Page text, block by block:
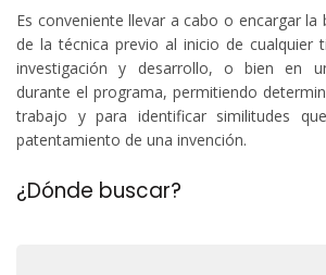
Es conveniente llevar a cabo o encargar la
de la técnica previo al inicio de cualquier
investigación y desarrollo, o bien en
durante el programa, permitiendo
trabajo y para identificar similitudes
patentamiento de una invención.
¿Dónde buscar?